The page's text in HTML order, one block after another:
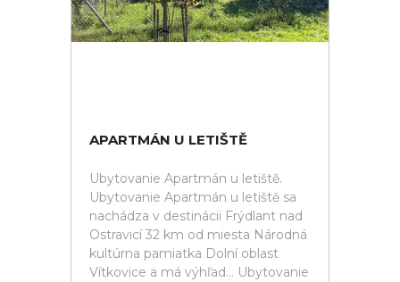
APARTMÁN U LETIŠTĚ
Ubytovanie Apartmán u letiště.
Ubytovanie Apartmán u letiště sa
nachádza v destinácii Frýdlant nad
Ostravicí 32 km od miesta Národná
kultúrna pamiatka Dolní oblast
Vítkovice a má výhľad... Ubytovanie